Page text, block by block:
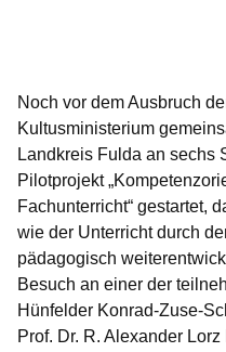
Noch vor dem Ausbruch
Kultusministerium
Landkreis Fulda an sechs
Pilotprojekt
Fachunterricht“ gestartet,
wie der Unterricht durch
pädagogisch
Besuch an einer der
Hünfelder Konrad-Zuse-
Prof. Dr. R. Alexander